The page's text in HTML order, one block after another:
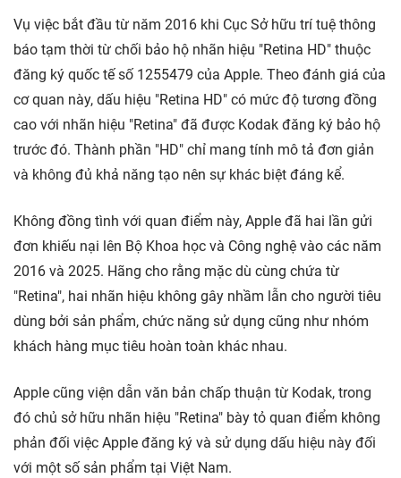
Vụ việc bắt đầu từ năm 2016 khi Cục Sở hữu trí tuệ thông
báo tạm thời từ chối bảo hộ nhãn hiệu "Retina HD" thuộc
đăng ký quốc tế số 1255479 của Apple. Theo đánh giá của
cơ quan này, dấu hiệu "Retina HD" có mức độ tương đồng
cao với nhãn hiệu "Retina" đã được Kodak đăng ký bảo hộ
trước đó. Thành phần "HD" chỉ mang tính mô tả đơn giản
và không đủ khả năng tạo nên sự khác biệt đáng kể.
Không đồng tình với quan điểm này, Apple đã hai lần gửi
đơn khiếu nại lên Bộ Khoa học và Công nghệ vào các năm
2016 và 2025. Hãng cho rằng mặc dù cùng chứa từ
"Retina", hai nhãn hiệu không gây nhầm lẫn cho người tiêu
dùng bởi sản phẩm, chức năng sử dụng cũng như nhóm
khách hàng mục tiêu hoàn toàn khác nhau.
Apple cũng viện dẫn văn bản chấp thuận từ Kodak, trong
đó chủ sở hữu nhãn hiệu "Retina" bày tỏ quan điểm không
phản đối việc Apple đăng ký và sử dụng dấu hiệu này đối
với một số sản phẩm tại Việt Nam.